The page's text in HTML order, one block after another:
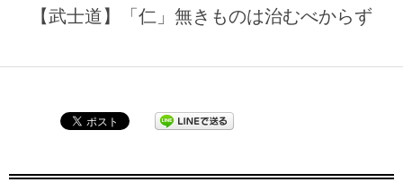
【武士道】「仁」無きものは治むべからず